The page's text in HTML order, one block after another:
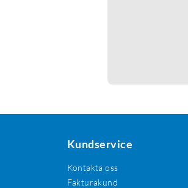
Kundservice
Kontakta oss
Fakturakund